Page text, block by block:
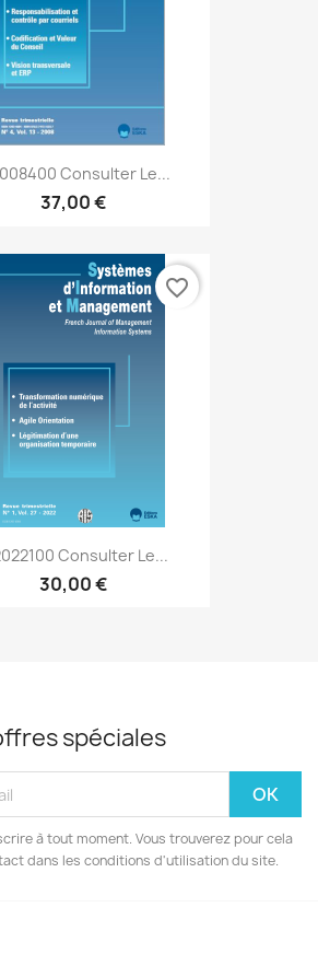
Consulter Le...
37,00 €
Consulter Le...
30,00 €
favorite_border
spéciales
à tout moment. Vous trouverez pour cela
dans les conditions d'utilisation du site.